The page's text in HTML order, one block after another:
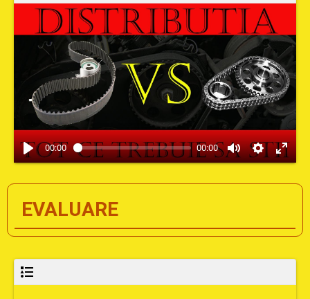
00:00 00:00
EVALUARE